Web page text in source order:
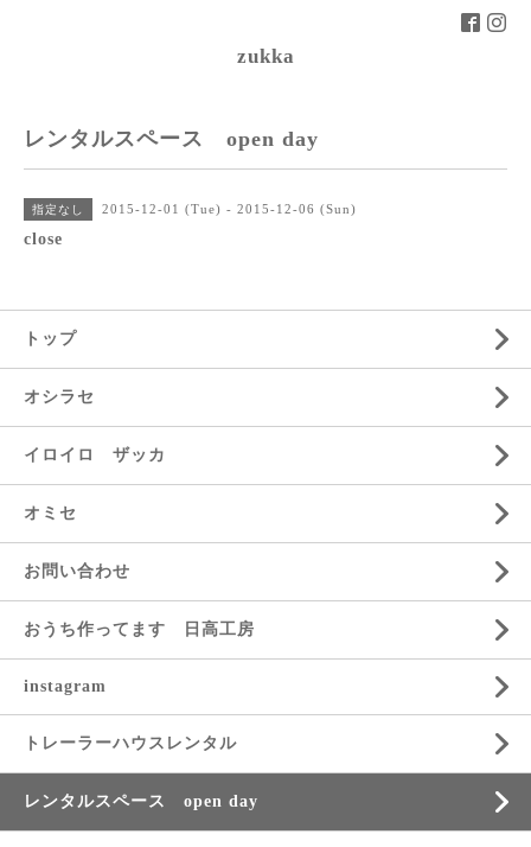
zukka
レンタルスペース open day
指定なし 2015-12-01 (Tue) - 2015-12-06 (Sun)
close
トップ
オシラセ
イロイロ ザッカ
オミセ
お問い合わせ
おうち作ってます 日高工房
instagram
トレーラーハウスレンタル
レンタルスペース open day